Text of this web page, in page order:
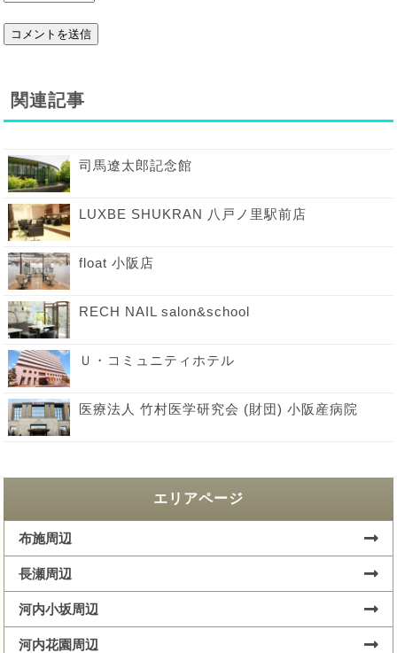
関連記事
司馬遼太郎記念館
LUXBE SHUKRAN 八戸ノ里駅前店
float 小阪店
RECH NAIL salon&school
Ｕ・コミュニティホテル
医療法人 竹村医学研究会 (財団) 小阪産病院
エリアページ
布施周辺
長瀬周辺
河内小坂周辺
河内花園周辺